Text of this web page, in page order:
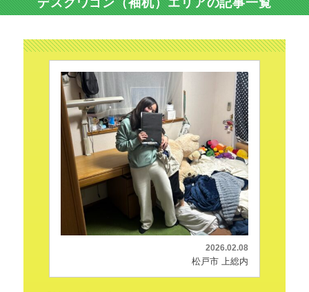
2026.02.08
松戸市 上総内